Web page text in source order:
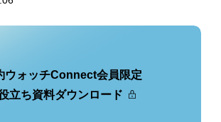
ウォッチConnect会員限定
立ち資料ダウンロード